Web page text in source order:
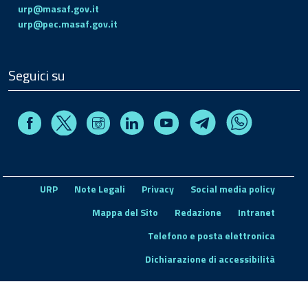
urp@masaf.gov.it
urp@pec.masaf.gov.it
Seguici su
FacebookX InstagramLinkedin Youtube TelegramWhatsapp
URP Note Legali Privacy
Social media policy
Mappa del Sito
Redazione
Intranet
Telefono e posta elettronica
Dichiarazione di accessibilità